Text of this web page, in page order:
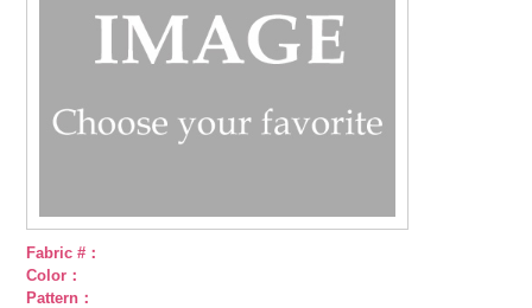
Fabric #：
Color：
Pattern：